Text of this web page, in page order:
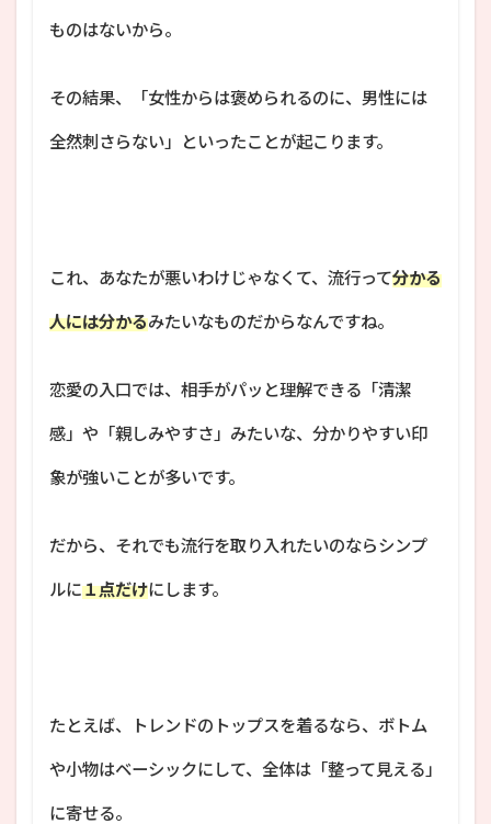
ものはないから。
その結果、「女性からは褒められるのに、男性には
全然刺さらない」といったことが起こります。
これ、あなたが悪いわけじゃなくて、流行って分かる
人には分かるみたいなものだからなんですね。
恋愛の入口では、相手がパッと理解できる「清潔
感」や「親しみやすさ」みたいな、分かりやすい印
象が強いことが多いです。
だから、それでも流行を取り入れたいのならシンプ
ルに１点だけにします。
たとえば、トレンドのトップスを着るなら、ボトム
や小物はベーシックにして、全体は「整って見える」
に寄せる。